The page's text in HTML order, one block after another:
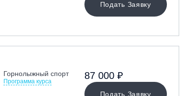
Подать Заявку
Горнолыжный спорт
Программа курса
Подать Заявку
87 000 ₽